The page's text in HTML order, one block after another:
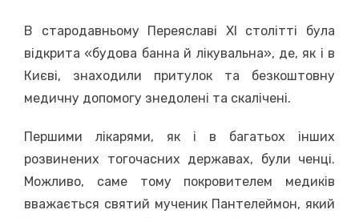
В стародавньому Переяславі ХІ столітті була
відкрита «будова банна й лікувальна», де, як і в
Києві, знаходили притулок та безкоштовну
медичну допомогу знедолені та скалічені.
Першими лікарями, як і в багатьох інших
розвинених тогочасних державах, були ченці.
Можливо, саме тому покровителем медиків
вважається святий мученик Пантелеймон, який